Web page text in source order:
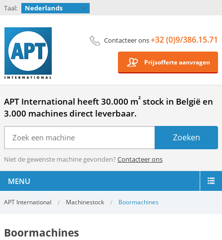
Taal: Nederlands
Contacteer ons+32 (0)9/386.15.71
Prijsofferte aanvragen
APT International heeft 30.000 m² stock in België en
3.000 machines direct leverbaar.
Niet de gewenste machine gevonden? Contacteer ons
MENU
APT International Machinestock Boormachines
Boormachines